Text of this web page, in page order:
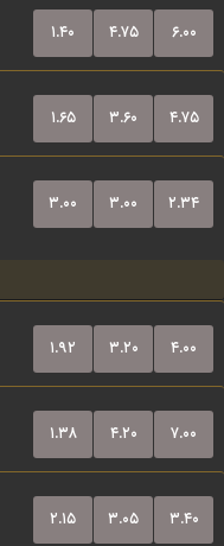
۱.۴۰ ۴.۷۵ ۶.۰۰
۱.۶۵ ۳.۶۰ ۴.۷۵
۳.۰۰ ۳.۰۰ ۲.۳۴
۱.۹۲ ۳.۲۰ ۴.۰۰
۱.۳۸ ۴.۲۰ ۷.۰۰
۲.۱۵ ۳.۰۵ ۳.۴۰